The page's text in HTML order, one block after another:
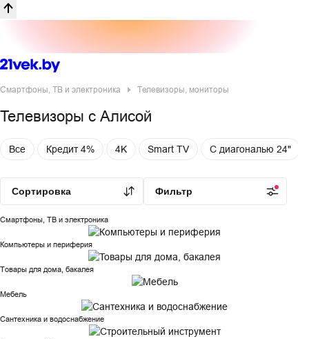
Каталог товаров
Товары на каждый день
Бытовая техника
Смартфоны, ТВ и электроника
Компьютеры и периферия
Товары для дома, бакалея
Мебель
Сантехника и водоснабжение
Телевизоры, мониторы
Смартфоны, ТВ и электроника
Телевизоры c Алисой
Все Кредит 4% 4K Smart TV С диагональю 24"
Сортировка Фильтр